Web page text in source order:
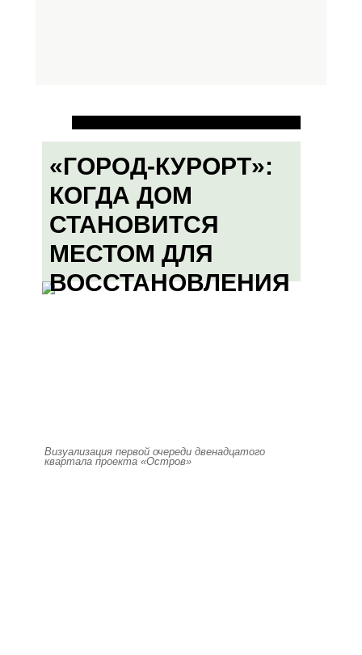
«ГОРОД-КУРОРТ»:
КОГДА ДОМ
СТАНОВИТСЯ
МЕСТОМ ДЛЯ
ВОССТАНОВЛЕНИЯ
Визуализация первой очереди двенадцатого
квартала проекта «Остров»